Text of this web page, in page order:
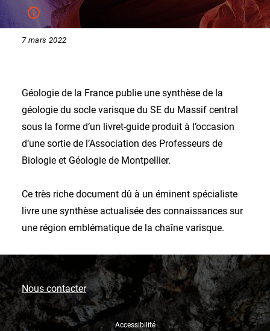
7 mars 2022
Géologie de la France publie une synthèse de la
géologie du socle varisque du SE du Massif central
sous la forme d’un livret-guide produit à l’occasion
d’une sortie de l’Association des Professeurs de
Biologie et Géologie de Montpellier.
Ce très riche document dû à un éminent spécialiste
livre une synthèse actualisée des connaissances sur
une région emblématique de la chaîne varisque.
Nous contacter
Accessibilité